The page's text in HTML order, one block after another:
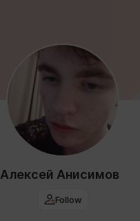
Алексей Анисимов
Follow